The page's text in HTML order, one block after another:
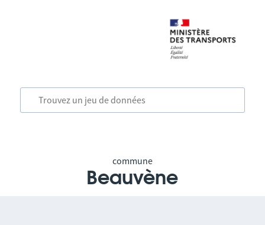
commune
Beauvène